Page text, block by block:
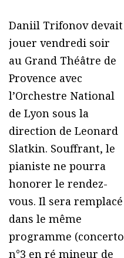
Daniil Trifonov devait
jouer vendredi soir
au Grand Théâtre de
Provence avec
l’Orchestre National
de Lyon sous la
direction de Leonard
Slatkin. Souffrant, le
pianiste ne pourra
honorer le rendez-
vous. Il sera remplacé
dans le même
programme (concerto
n°3 en ré mineur de